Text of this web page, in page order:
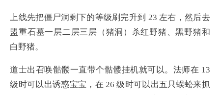
上线先把僵尸洞剩下的等级刷完升到 23 左右，然后去
盟重石墓一层二层三层（猪洞）杀红野猪、黑野猪和
白野猪。
道士出召唤骷髅一直带个骷髅挂机就可以。法师在 13
级时可以出诱惑宝宝，在 26 级时可以出五只蜈蚣来抓